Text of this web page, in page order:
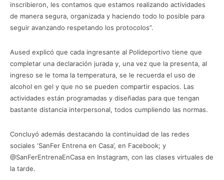
inscribieron, les contamos que estamos realizando actividades
de manera segura, organizada y haciendo todo lo posible para
seguir avanzando respetando los protocolos”.
Aused explicó que cada ingresante al Polideportivo tiene que
completar una declaración jurada y, una vez que la presenta, al
ingreso se le toma la temperatura, se le recuerda el uso de
alcohol en gel y que no se pueden compartir espacios. Las
actividades están programadas y diseñadas para que tengan
bastante distancia interpersonal, todos cumpliendo las normas.
Concluyó además destacando la continuidad de las redes
sociales ‘SanFer Entrena en Casa’, en Facebook; y
@SanFerEntrenaEnCasa en Instagram, con las clases virtuales de
la tarde.